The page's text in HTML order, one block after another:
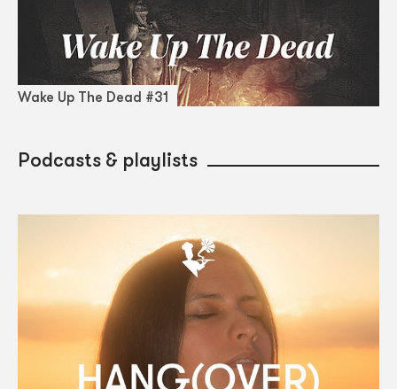
Wake Up The Dead #31
Podcasts & playlists